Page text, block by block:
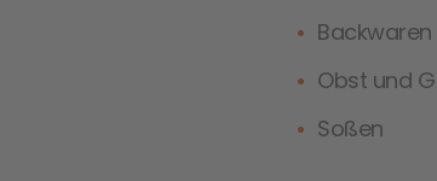
Obst und
Soßen